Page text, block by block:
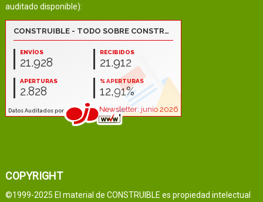
auditado disponible):
COPYRIGHT
©1999-2025 El material de CONSTRUIBLE es propiedad intelectual